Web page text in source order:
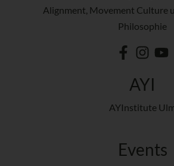
Alignment, Movement Culture
Philosophie
AYI
AYInstitute
Events